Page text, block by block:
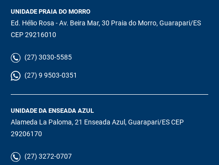
UNIDADE PRAIA DO MORRO
Ed. Hélio Rosa - Av. Beira Mar, 30 Praia do Morro, Guarapari/ES
CEP 29216010
(27) 3030-5585
(27) 9 9503-0351
UNIDADE DA ENSEADA AZUL
Alameda La Paloma, 21 Enseada Azul, Guarapari/ES CEP
29206170
(27) 3272-0707